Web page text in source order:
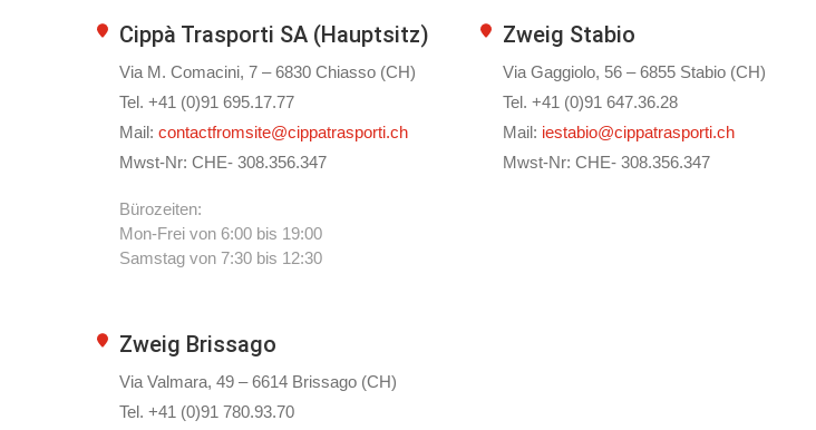
Cippà Trasporti SA (Hauptsitz)
Via M. Comacini, 7 – 6830 Chiasso (CH)
Tel. +41 (0)91 695.17.77
Mail: contactfromsite@cippatrasporti.ch
Mwst-Nr: CHE- 308.356.347
Bürozeiten:
Mon-Frei von 6:00 bis 19:00
Samstag von 7:30 bis 12:30
Zweig Stabio
Via Gaggiolo, 56 – 6855 Stabio (CH)
Tel. +41 (0)91 647.36.28
Mail: iestabio@cippatrasporti.ch
Mwst-Nr: CHE- 308.356.347
Zweig Brissago
Via Valmara, 49 – 6614 Brissago (CH)
Tel. +41 (0)91 780.93.70